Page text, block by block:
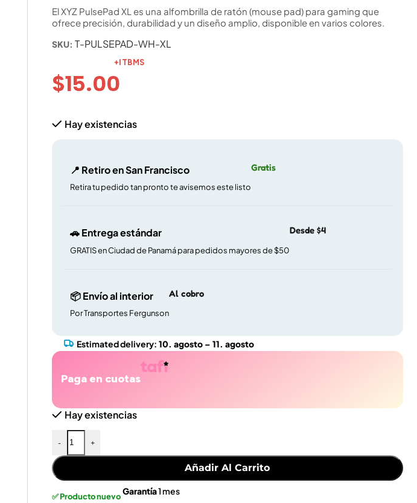
El XYZ PulsePad XL es una alfombrilla de ratón (mouse pad) para gaming que
ofrece precisión, durabilidad y un diseño amplio, disponible en varios colores.
SKU: T-PULSEPAD-WH-XL
$15.00
+ITBMS
Hay existencias
📍 Retiro en San Francisco
Retira tu pedido tan pronto te avisemos este listo
Gratis
🚗 Entrega estándar
GRATIS en Ciudad de Panamá para pedidos mayores de $50
Desde $4
📦 Envío al interior
Por Transportes Fergunson
Al cobro
Estimated delivery: 10. agosto – 11. agosto
Paga en cuotas
Hay existencias
- +
Añadir Al Carrito
✅ Producto nuevoGarantía1 mes